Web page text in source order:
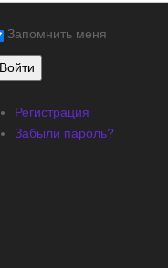
Запомнить меня
Регистрация
Забыли пароль?